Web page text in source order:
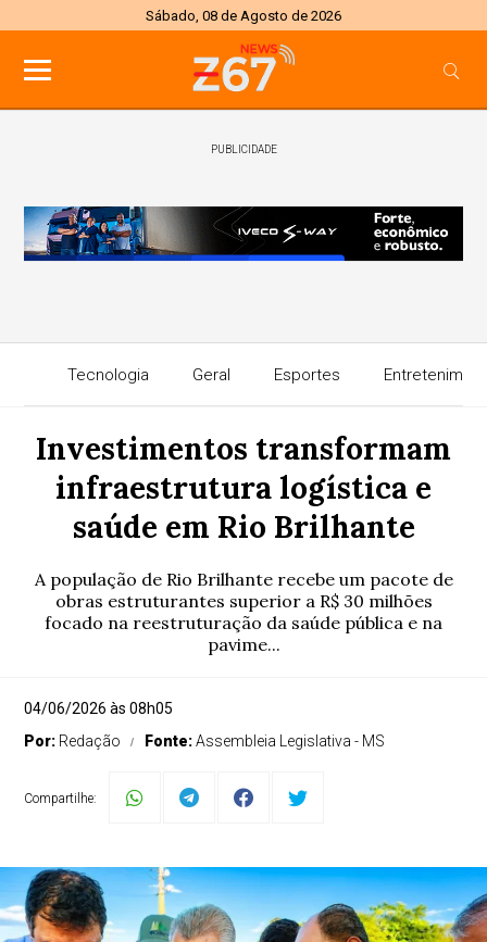
Sábado, 08 de Agosto de 2026
PUBLICIDADE
Tecnologia Geral Esportes
Investimentos transformam
infraestrutura logística e
saúde em Rio Brilhante
A população de Rio Brilhante recebe um pacote de
obras estruturantes superior a R$ 30 milhões
focado na reestruturação da saúde pública e na
pavime...
04/06/2026 às 08h05
Por: Redação Fonte:Assembleia Legislativa - MS
Compartilhe: